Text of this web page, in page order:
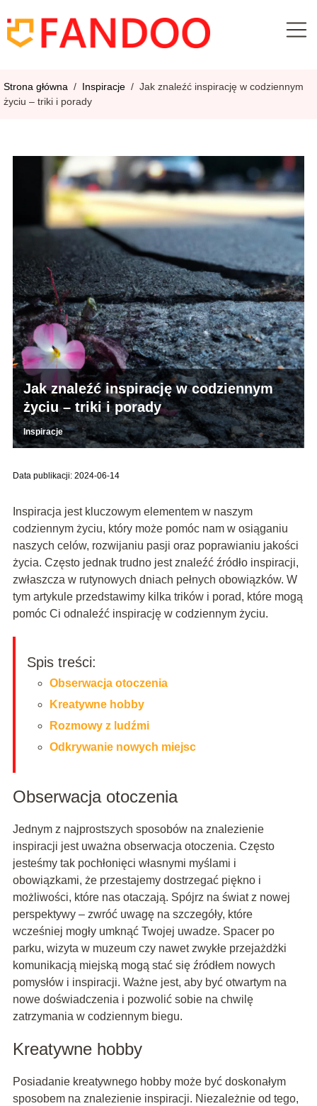
Strona główna / Inspiracje / Jak znaleźć inspirację w codziennym
życiu – triki i porady
Jak znaleźć inspirację w codziennym
życiu – triki i porady
Inspiracje
Data publikacji: 2024-06-14
Inspiracja jest kluczowym elementem w naszym
codziennym życiu, który może pomóc nam w osiąganiu
naszych celów, rozwijaniu pasji oraz poprawianiu jakości
życia. Często jednak trudno jest znaleźć źródło inspiracji,
zwłaszcza w rutynowych dniach pełnych obowiązków. W
tym artykule przedstawimy kilka trików i porad, które mogą
pomóc Ci odnaleźć inspirację w codziennym życiu.
Spis treści:
Obserwacja otoczenia
Kreatywne hobby
Rozmowy z ludźmi
Odkrywanie nowych miejsc
Obserwacja otoczenia
Jednym z najprostszych sposobów na znalezienie
inspiracji jest uważna obserwacja otoczenia. Często
jesteśmy tak pochłonięci własnymi myślami i
obowiązkami, że przestajemy dostrzegać piękno i
możliwości, które nas otaczają. Spójrz na świat z nowej
perspektywy – zwróć uwagę na szczegóły, które
wcześniej mogły umknąć Twojej uwadze. Spacer po
parku, wizyta w muzeum czy nawet zwykłe przejażdżki
komunikacją miejską mogą stać się źródłem nowych
pomysłów i inspiracji. Ważne jest, aby być otwartym na
nowe doświadczenia i pozwolić sobie na chwilę
zatrzymania w codziennym biegu.
Kreatywne hobby
Posiadanie kreatywnego hobby może być doskonałym
sposobem na znalezienie inspiracji. Niezależnie od tego,